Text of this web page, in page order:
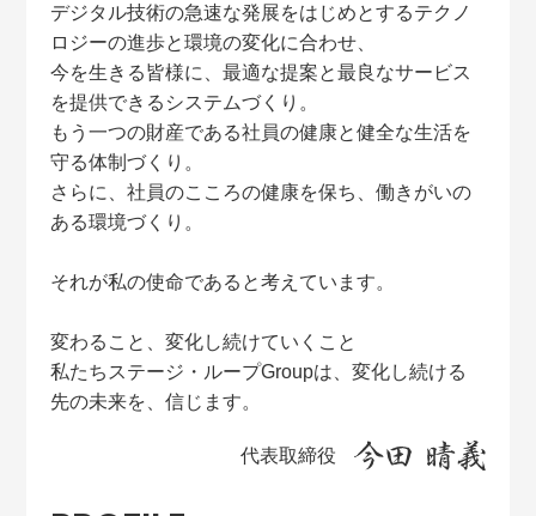
デジタル技術の急速な発展をはじめとするテクノ
ロジーの進歩と環境の変化に合わせ、
今を生きる皆様に、最適な提案と最良なサービス
を提供できるシステムづくり。
もう一つの財産である社員の健康と健全な生活を
守る体制づくり。
さらに、社員のこころの健康を保ち、働きがいの
ある環境づくり。
それが私の使命であると考えています。
変わること、変化し続けていくこと
私たちステージ・ループGroupは、変化し続ける
先の未来を、信じます。
代表取締役